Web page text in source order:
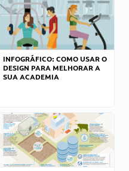
INFOGRÁFICO: COMO USAR O
DESIGN PARA MELHORAR A
SUA ACADEMIA